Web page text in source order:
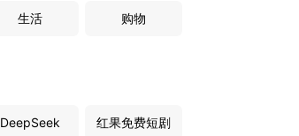
生活 购物
DeepSeek 红果免费短剧